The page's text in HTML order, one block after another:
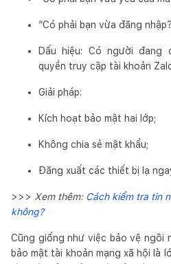
“Có phải bạn vừa đăng
Dấu hiệu: Có người đang
quyền truy cập tài khoản
Giải pháp:
Kích hoạt bảo mật hai lớp;
Không chia sẻ mật khẩu;
Đăng xuất các thiết bị lạ
>>> Xem thêm: Cách kiểm tra tin
không?
Cũng giống như việc bảo vệ ngôi
bảo mật tài khoản mạng xã hội là